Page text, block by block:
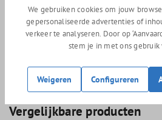
pedaal.
Extra wijd (22 mm) afstelgebied voor
Vergelijkbare producten
We gebruiken cookies om jouw
gepersonaliseerde advertenties of
verkeer te analyseren. Door op
stem je in met ons gebruik
Weigeren Configureren